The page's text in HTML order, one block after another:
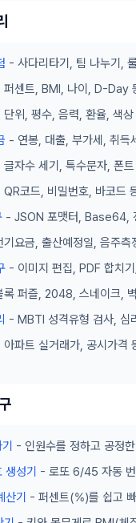
- 사다리타기, 팀 나누기,
퍼센트, BMI, 나이, D-Day
단위, 평수, 음력, 환율, 색
- 연봉, 대출, 부가세, 취득
글자수 세기, 특수문자, 폰
QR코드, 비밀번호, 바코드
- JSON 포맷터, Base64,
기요금, 출산예정일, 음주
- 이미지 편집, PDF 합치
록 퍼즐, 2048, 스네이크,
- MBTI 성격유형 검사, 심
아파트 실거래가, 공시가격
- 인원수를 정하고 공정
생성기 - 로또 6/45 자동 번
산기 - 퍼센트(%)를 쉽고